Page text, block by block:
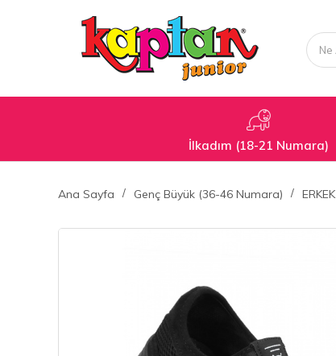
İlkadım (18-21 Numara)
Ana Sayfa Genç Büyük (36-46 Numara) ERKEK